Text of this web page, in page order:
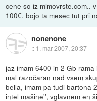
cene so iz mimovrste.com..
100€. bojo ta mesec tut pri
nonenone
:: 1. mar 2007, 20:37
jaz imam 6400 in 2 Gb
mal razočaran nad vsem
bella, imam pa tudi bartona
intel mašine'', vglavnem en